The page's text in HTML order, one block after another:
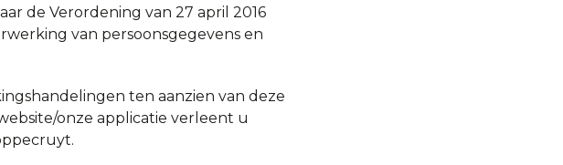
de Verordening van 27 april 2016
van persoonsgegevens en
ten aanzien van deze
onze applicatie verleent u